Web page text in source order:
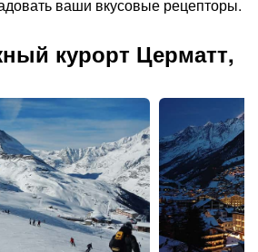
ваши вкусовые рецепторы.
курорт Церматт,